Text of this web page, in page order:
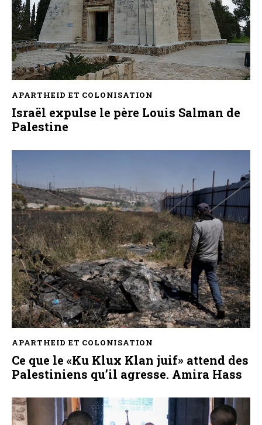
APARTHEID ET COLONISATION
Israël expulse le père Louis Salman de
Palestine
APARTHEID ET COLONISATION
Ce que le «Ku Klux Klan juif» attend des
Palestiniens qu’il agresse. Amira Hass